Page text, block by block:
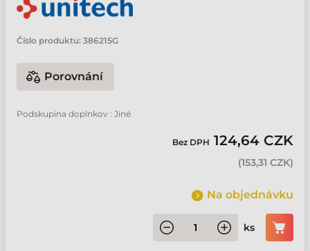
Číslo produktu: 386215G
Porovnání
Podskupina doplnkov : Jiné
Bez DPH 124,64 CZK
(153,31 CZK)
Na objednávku
ks